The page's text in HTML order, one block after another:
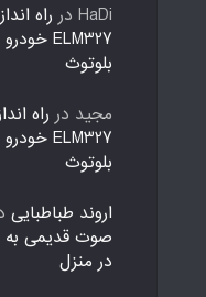
HaDi در راه
بلوتوث
مجید در راه
بلوتوث
اروند طباطبایی
در منزل